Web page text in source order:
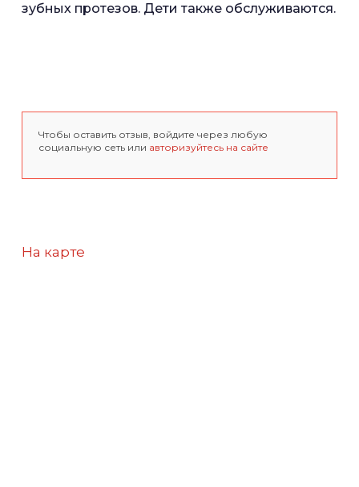
зубных протезов. Дети также обслуживаются.
Чтобы оставить отзыв, войдите через любую
социальную сеть или авторизуйтесь на сайте
На карте